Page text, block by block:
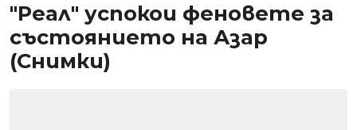
"Реал" успокои феновете за
състоянието на Азар
(Снимки)